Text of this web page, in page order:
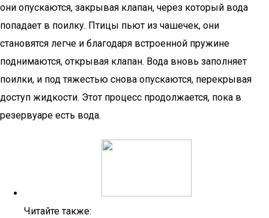
они опускаются, закрывая клапан, через который вода
попадает в поилку. Птицы пьют из чашечек, они
становятся легче и благодаря встроенной пружине
поднимаются, открывая клапан. Вода вновь заполняет
поилки, и под тяжестью снова опускаются, перекрывая
доступ жидкости. Этот процесс продолжается, пока в
резервуаре есть вода.
Читайте также: